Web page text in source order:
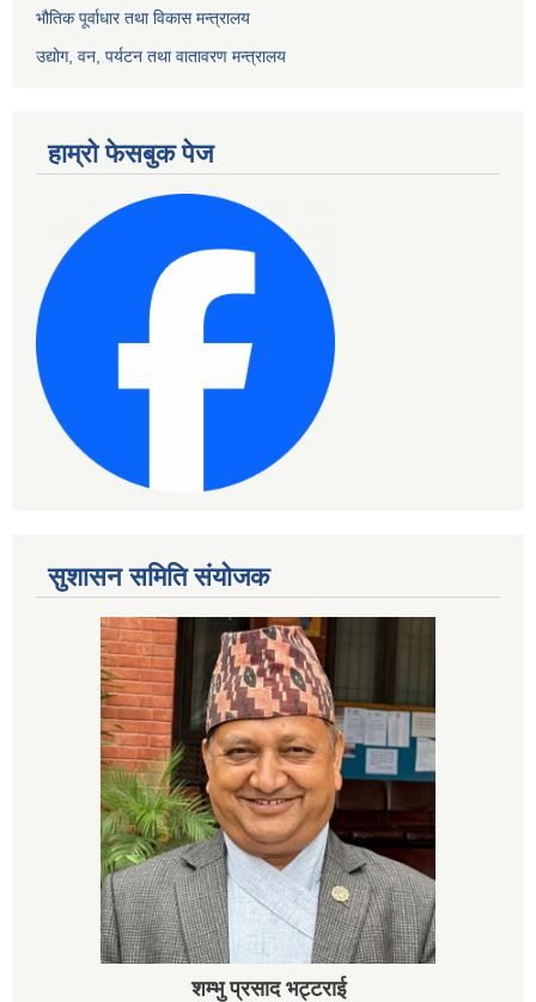
भौतिक पूर्वाधार तथा विकास मन्त्रालय
उद्योग, वन, पर्यटन तथा वातावरण मन्त्रालय
हाम्रो फेसबुक पेज
सुशासन समिति संयोजक
शम्भु प्रसाद भट्टराई